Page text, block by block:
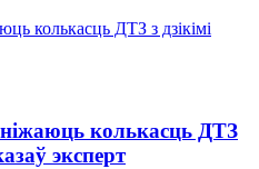
колькасць ДТЗ
эксперт